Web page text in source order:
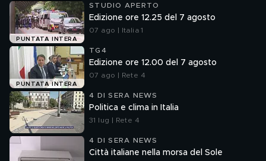
PUNTATA INTERA
STUDIO APERTO
Edizione ore 12.25 del 7 agosto
07 ago | Italia 1
PUNTATA INTERA
TG4
Edizione ore 12.00 del 7 agosto
07 ago | Rete 4
4 DI SERA NEWS
Politica e clima in Italia
31 lug | Rete 4
4 DI SERA NEWS
Città italiane nella morsa del Sole